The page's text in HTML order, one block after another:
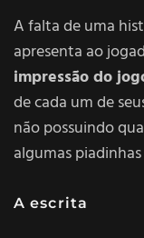
A falta de uma
apresenta ao
impressão do
de cada um de
não possuindo
algumas
A escrita